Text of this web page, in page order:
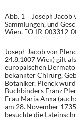
Abb. 1 Joseph Jacob
Sammlungen, und
Wien, FO-IR-003312-
Joseph Jacob von
24.8.1807 Wien) gilt
europäischen
bekannter Chirurg,
Botaniker. Plenck
Buchbinders Franz
Frau Maria Anna
am 28. November
besuchte die